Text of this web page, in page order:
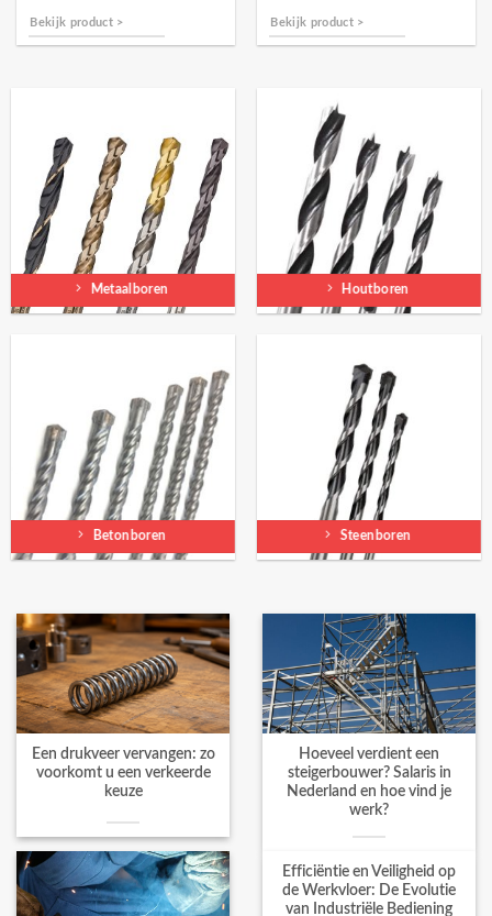
Bekijk product > Bekijk product >
Metaalboren Houtboren
Betonboren Steenboren
Een drukveer vervangen: zo
voorkomt u een verkeerde
keuze
Hoeveel verdient een
steigerbouwer? Salaris in
Nederland en hoe vind je
werk?
Efficiëntie en Veiligheid op
de Werkvloer: De Evolutie
van Industriële Bediening